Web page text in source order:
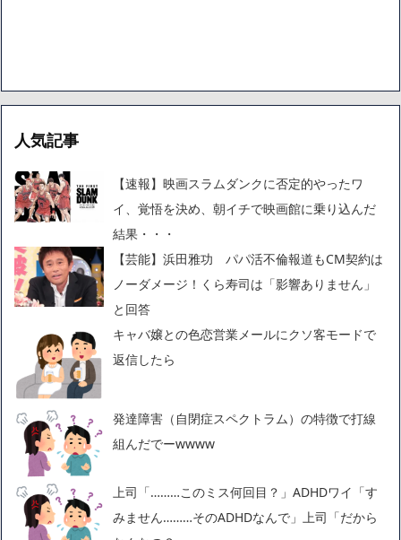
人気記事
【速報】映画スラムダンクに否定的やったワ
イ、覚悟を決め、朝イチで映画館に乗り込んだ
結果・・・
【芸能】浜田雅功 パパ活不倫報道もCM契約は
ノーダメージ！くら寿司は「影響ありません」
と回答
キャバ嬢との色恋営業メールにクソ客モードで
返信したら
発達障害（自閉症スペクトラム）の特徴で打線
組んだでーwwww
上司「………このミス何回目？」ADHDワイ「す
みません………そのADHDなんで」上司「だから